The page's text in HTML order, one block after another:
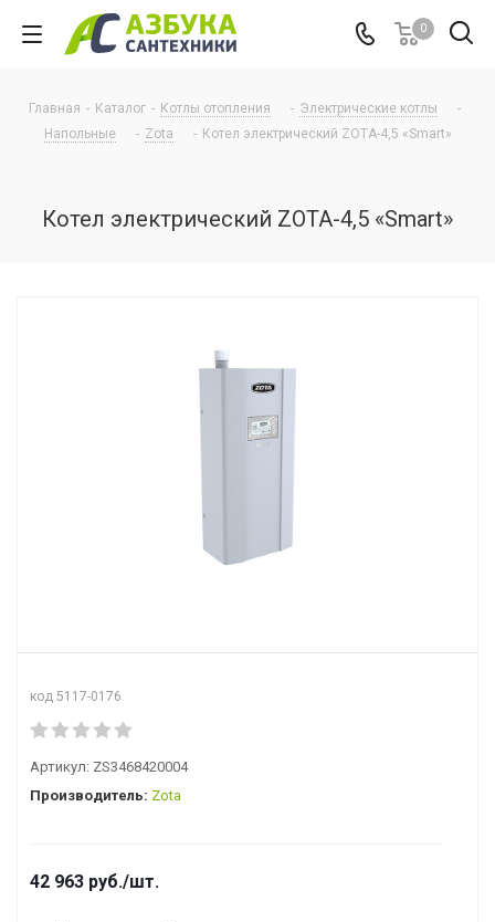
0
Главная - Каталог - Котлы отопления - Электрические котлы
-
Напольные
- Zota - Котел электрический ZOTA-4,5 «Smart»
Котел электрический ZOTA-4,5 «Smart»
код 5117-0176
Артикул: ZS3468420004
Производитель: Zota
42 963 руб./шт.